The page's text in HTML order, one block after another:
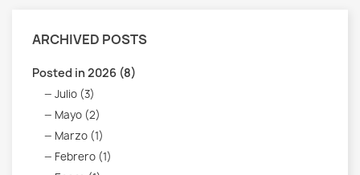
ARCHIVED POSTS
Posted in 2026 (8)
Julio (3)
Mayo (2)
Marzo (1)
Febrero (1)